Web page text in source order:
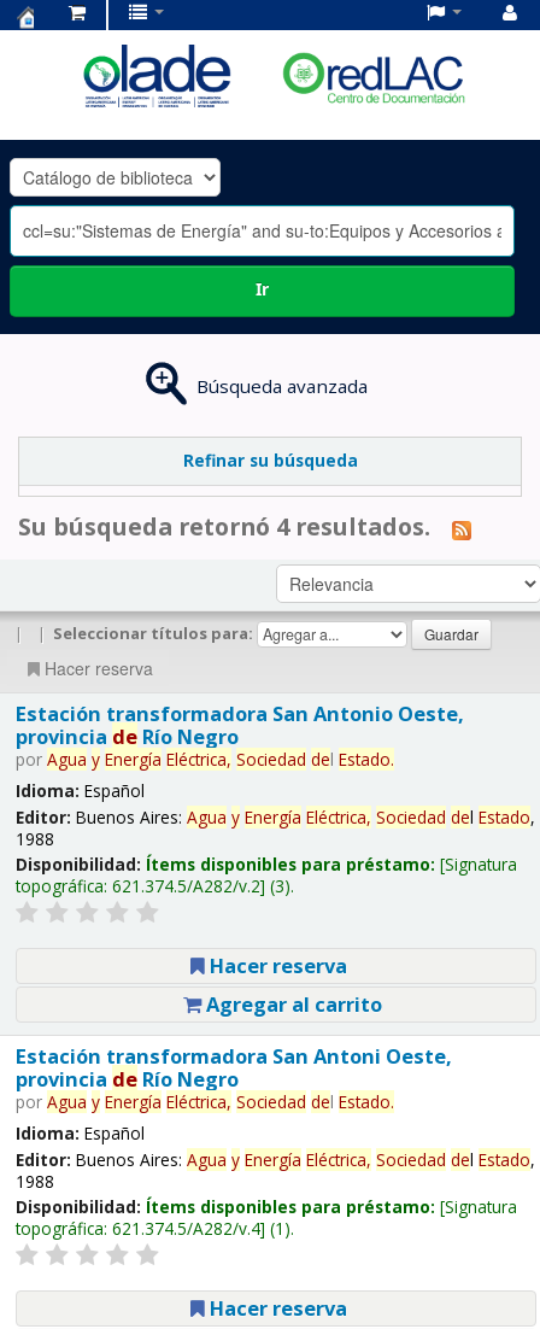
OLADE
-
Ir
Búsqueda avanzada
Refinar su búsqueda
Su búsqueda retornó 4 resultados.
| | Seleccionar títulos para:
Hacer reserva
Estación transformadora San Antonio Oeste,
provincia deRío Negro
por Agua y Energía Eléctrica, Sociedad del Estado.
Idioma: Español
Editor: Buenos Aires: Agua y Energía Eléctrica, Sociedad del Estado,
1988
Disponibilidad: Ítems disponibles para préstamo: Signatura
topográfica: 621.374.5/A282/v.2 (3).
Hacer reserva
Agregar al carrito
Estación transformadora San Antoni Oeste,
provincia deRío Negro
por Agua y Energía Eléctrica, Sociedad del Estado.
Idioma: Español
Editor: Buenos Aires: Agua y Energía Eléctrica, Sociedad del Estado,
1988
Disponibilidad: Ítems disponibles para préstamo: Signatura
topográfica: 621.374.5/A282/v.4 (1).
Hacer reserva